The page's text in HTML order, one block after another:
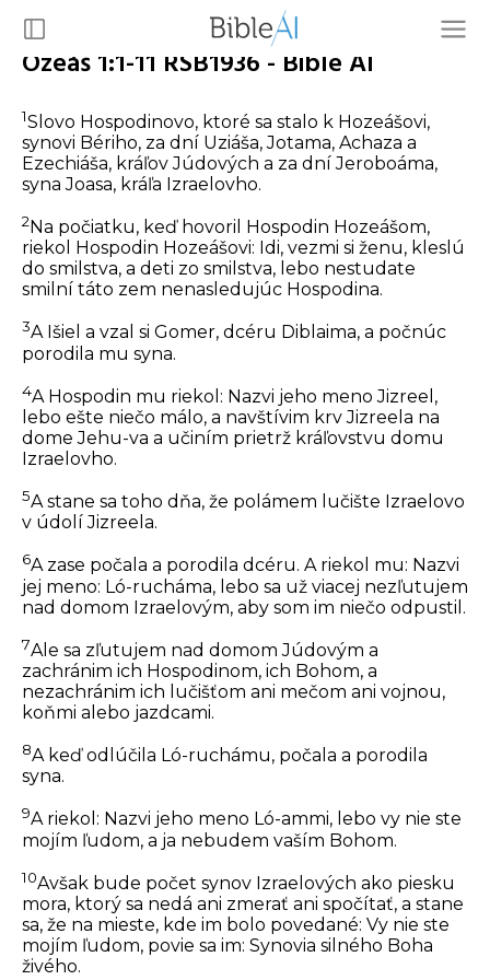
Ozeáš 1:1-11 RSB1936 - Bible AI
1Slovo Hospodinovo, ktoré sa stalo k Hozeášovi,
synovi Bériho, za dní Uziáša, Jotama, Achaza a
Ezechiáša, kráľov Júdových a za dní Jeroboáma,
syna Joasa, kráľa Izraelovho.
2 Na počiatku, keď hovoril Hospodin Hozeášom,
riekol Hospodin Hozeášovi: Idi, vezmi si ženu, kleslú
do smilstva, a deti zo smilstva, lebo nestudate
smilní táto zem nenasledujúc Hospodina.
3A Išiel a vzal si Gomer, dcéru Diblaima, a počnúc
porodila mu syna.
4A Hospodin mu riekol: Nazvi jeho meno Jizreel,
lebo ešte niečo málo, a navštívim krv Jizreela na
dome Jehu-va a učiním prietrž kráľovstvu domu
Izraelovho.
5A stane sa toho dňa, že polámem lučište Izraelovo
v údolí Jizreela.
6A zase počala a porodila dcéru. A riekol mu: Nazvi
jej meno: Ló-rucháma, lebo sa už viacej nezľutujem
nad domom Izraelovým, aby som im niečo odpustil.
7Ale sa zľutujem nad domom Júdovým a
zachránim ich Hospodinom, ich Bohom, a
nezachránim ich lučišťom ani mečom ani vojnou,
koňmi alebo jazdcami.
8A keď odlúčila Ló-ruchámu, počala a porodila
syna.
9A riekol: Nazvi jeho meno Ló-ammi, lebo vy nie ste
mojím ľudom, a ja nebudem vaším Bohom.
10Avšak bude počet synov Izraelových ako piesku
mora, ktorý sa nedá ani zmerať ani spočítať, a stane
sa, že na mieste, kde im bolo povedané: Vy nie ste
mojím ľudom, povie sa im: Synovia silného Boha
živého.